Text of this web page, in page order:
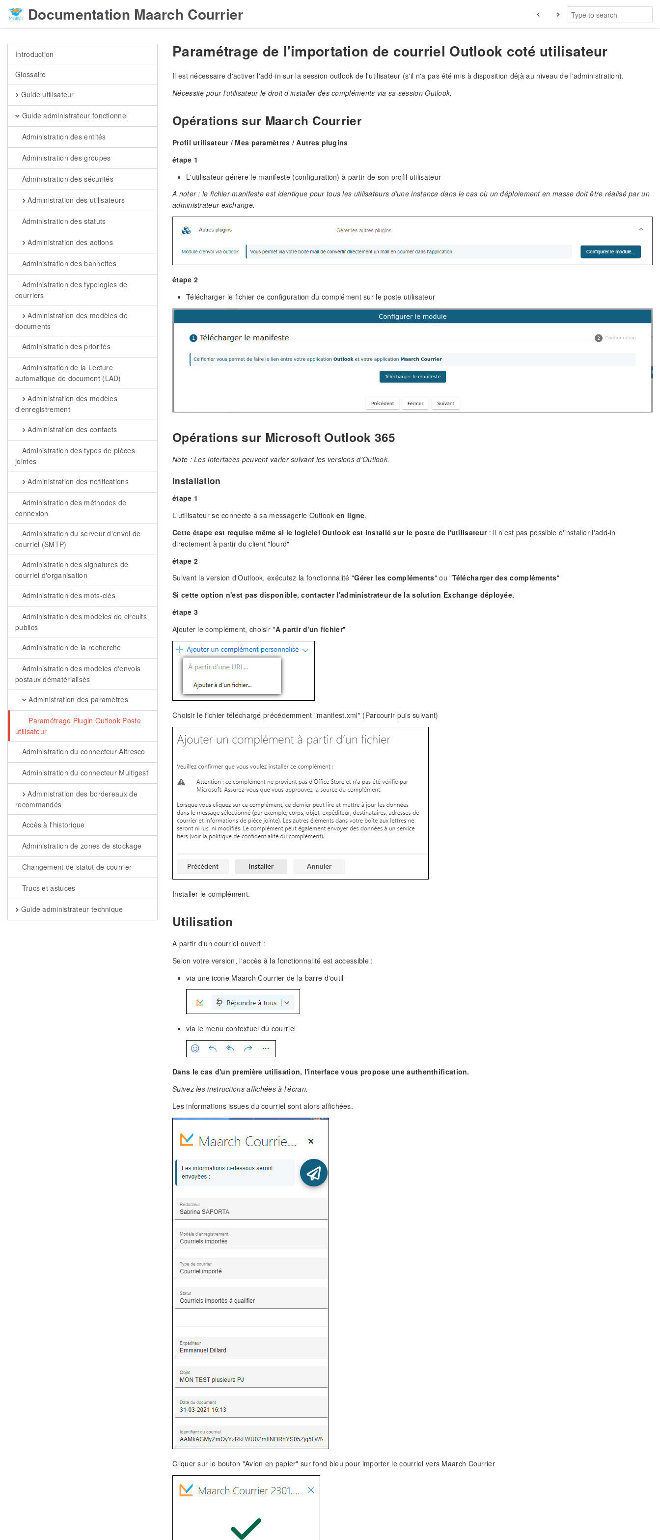
Documentation Maarch Courrier
Introduction
Glossaire
Guide utilisateur
Guide administrateur fonctionnel
Administration des entités
Administration des groupes
Administration des sécurités
Administration des utilisateurs
Administration des statuts
Administration des actions
Administration des bannettes
Administration des typologies de
courriers
Administration des modèles de
documents
Administration des priorités
Administration de la Lecture
automatique de document (LAD)
Administration des modèles
d'enregistrement
Administration des contacts
Administration des types de pièces
jointes
Administration des notifications
Administration des méthodes de
connexion
Administration du serveur d'envoi de
courriel (SMTP)
Administration des signatures de
courriel d'organisation
Administration des mots-clés
Administration des modèles de circuits
publics
Administration de la recherche
Administration des modèles d'envois
postaux dématérialisés
Administration des paramètres
Paramétrage Plugin Outlook Poste
utilisateur
Administration du connecteur Alfresco
Administration du connecteur Multigest
Administration des bordereaux de
recommandés
Accès à l'historique
Administration de zones de stockage
Changement de statut de courrier
Trucs et astuces
Guide administrateur technique
Paramétrage de l'importation de courriel Outlook coté utilisateur
Il est nécessaire d'activer l'add-in sur la session outlook de l'utilisateur (s'il n'a pas été mis à disposition déjà au niveau de l'administration).
Nécessite pour l'utilisateur le droit d'installer des compléments via sa session Outlook.
Opérations sur Maarch Courrier
Profil utilisateur / Mes paramètres / Autres plugins
étape 1
L'utilisateur génère le manifeste (configuration) à partir de son profil utilisateur
A noter : le fichier manifeste est identique pour tous les utilisateurs d'une instance dans le cas où un déploiement en masse doit être réalisé par un
administrateur exchange.
étape 2
Télécharger le fichier de configuration du complément sur le poste utilisateur
Opérations sur Microsoft Outlook 365
Note : Les interfaces peuvent varier suivant les versions d'Outlook.
Installation
étape 1
L'utilisateur se connecte à sa messagerie Outlook en ligne.
Cette étape est requise même si le logiciel Outlook est installé sur le poste de l'utilisateur: il n'est pas possible d'installer l'add-in
directement à partir du client "lourd"
étape 2
Suivant la version d'Outlook, exécutez la fonctionnalité "Gérer les compléments" ou "Télécharger des compléments"
Si cette option n'est pas disponible, contacter l'administrateur de la solution Exchange déployée.
étape 3
Ajouter le complément, choisir "A partir d'un fichier"
Choisir le fichier téléchargé précédemment "manifest.xml" (Parcourir puis suivant)
Installer le complément.
Utilisation
A partir d'un courriel ouvert :
Selon votre version, l'accès à la fonctionnalité est accessible :
via une icone Maarch Courrier de la barre d'outil
via le menu contextuel du courriel
Dans le cas d'un première utilisation, l'interface vous propose une authenthification.
Suivez les instructions affichées à l'écran.
Les informations issues du courriel sont alors affichées.
Cliquer sur le bouton "Avion en papier" sur fond bleu pour importer le courriel vers Maarch Courrier